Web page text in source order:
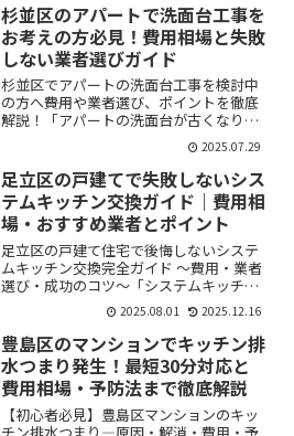
杉並区のアパートで洗面台工事を
お考えの方必見！費用相場と失敗
しない業者選びガイド
杉並区でアパートの洗面台工事を検討中
の方へ――費用や業者選び、ポイントを徹底
解説！「アパートの洗面台が古くなり、
そろそろリフォームを……」「賃貸住宅
の水まわり改修、どこに頼めば良いかわ
からない」「工事費用や流れは？トラブ
ルはない？」――そん...
2025.07.29
足立区の戸建てで失敗しないシス
テムキッチン交換ガイド｜費用相
場・おすすめ業者とポイント
足立区の戸建て住宅で後悔しないシステ
ムキッチン交換完全ガイド ～費用・業者
選び・成功のコツ～「システムキッチン
を交換したいけれど、費用はどれくらい
かかるの？」「足立区で信頼できるリフ
ォーム会社をどう選べばいいの？」「戸
建てのキッチンリフォー...
2025.08.01 2025.12.16
豊島区のマンションでキッチン排
水つまり発生！最短30分対応と
費用相場・予防法まで徹底解説
【初心者必見】豊島区マンションのキッ